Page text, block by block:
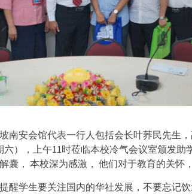
南安会馆代表一行人包括会长叶荞民先生
六），上午11时莅临本校冷气会议室颁发助
囊， 本校深为感激， 他们对于教育的关怀
醒学生要关注国内的华社发展，不要忘记